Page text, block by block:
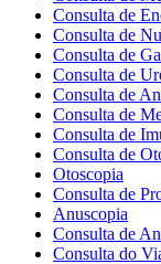
Consulta de
Consulta de
Consulta de
Consulta de
Consulta de
Consulta de
Consulta de
Consulta de
Otoscopia
Consulta de
Anuscopia
Consulta de
Consulta do